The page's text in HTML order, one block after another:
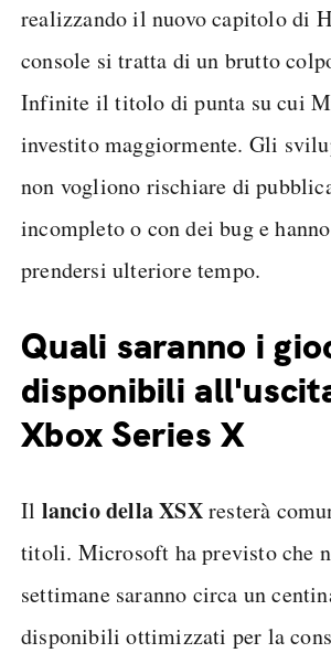
realizzando il nuovo capitolo di
console si tratta di un brutto
Infinite il titolo di punta su cui
investito maggiormente. Gli
non vogliono rischiare di
incompleto o con dei bug e
prendersi ulteriore tempo.
Quali saranno i
disponibili
Xbox Series X
Il lancio della XSXresterà
titoli. Microsoft ha previsto che
settimane saranno circa un
disponibili ottimizzati per la